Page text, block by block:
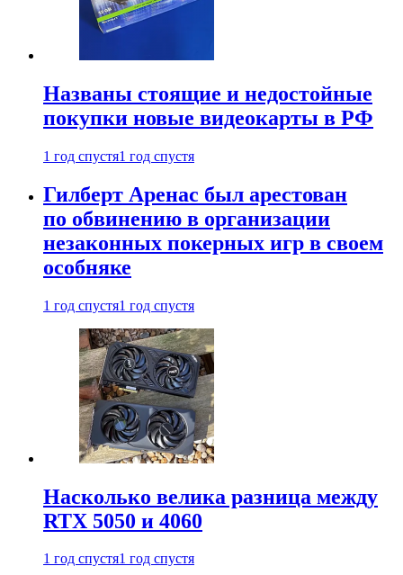
Названы стоящие и недостойные
покупки новые видеокарты в РФ
1 год спустя1 год спустя
Гилберт Аренас был арестован
по обвинению в организации
незаконных покерных игр в своем
особняке
1 год спустя1 год спустя
Насколько велика разница между
RTX 5050 и 4060
1 год спустя1 год спустя